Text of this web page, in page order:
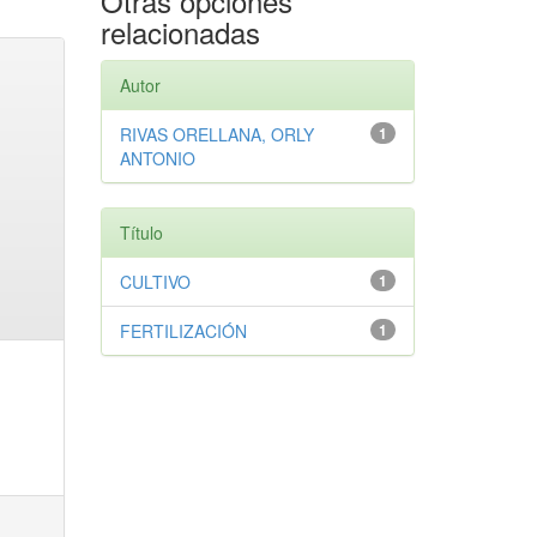
relacionadas
Autor
1
RIVAS ORELLANA, ORLY
ANTONIO
Título
1
CULTIVO
1
FERTILIZACIÓN